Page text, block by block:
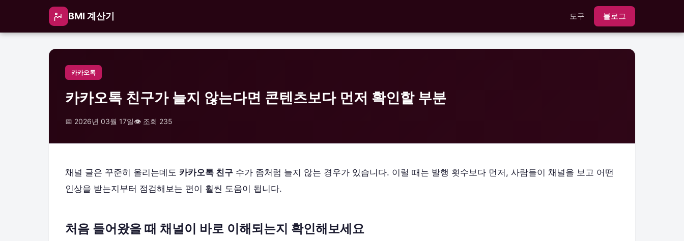
BMI 계산기 도구 블로그
카카오톡
카카오톡 친구가 늘지 않는다면 콘텐츠보다 먼저 확인할 부분
📅 2026년 03월 17일👁️ 조회 235
채널 글은 꾸준히 올리는데도 카카오톡 친구 수가 좀처럼 늘지 않는 경우가 있습니다. 이럴 때는 발행 횟수보다 먼저, 사람들이 채널을 보고 어떤
인상을 받는지부터 점검해보는 편이 훨씬 도움이 됩니다.
처음 들어왔을 때 채널이 바로 이해되는지 확인해보세요